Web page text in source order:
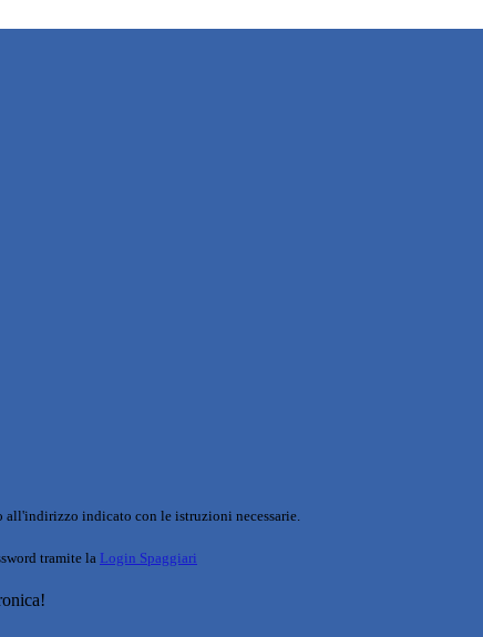
all'indirizzo indicato con le istruzioni necessarie.
tramite la Login Spaggiari